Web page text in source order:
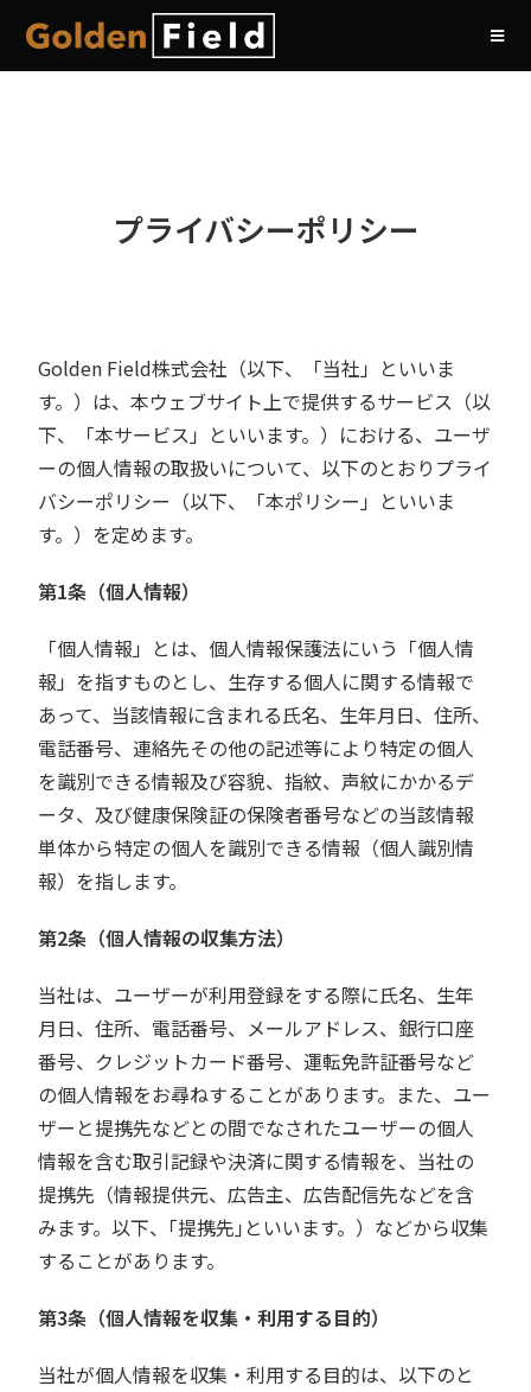
プライバシーポリシー
Golden Field株式会社（以下、「当社」といいま
す。）は、本ウェブサイト上で提供するサービス（以
下、「本サービス」といいます。）における、ユーザ
ーの個人情報の取扱いについて、以下のとおりプライ
バシーポリシー（以下、「本ポリシー」といいま
す。）を定めます。
第1条（個人情報）
「個人情報」とは、個人情報保護法にいう「個人情
報」を指すものとし、生存する個人に関する情報で
あって、当該情報に含まれる氏名、生年月日、住所、
電話番号、連絡先その他の記述等により特定の個人
を識別できる情報及び容貌、指紋、声紋にかかるデ
ータ、及び健康保険証の保険者番号などの当該情報
単体から特定の個人を識別できる情報（個人識別情
報）を指します。
第2条（個人情報の収集方法）
当社は、ユーザーが利用登録をする際に氏名、生年
月日、住所、電話番号、メールアドレス、銀行口座
番号、クレジットカード番号、運転免許証番号など
の個人情報をお尋ねすることがあります。また、ユー
ザーと提携先などとの間でなされたユーザーの個人
情報を含む取引記録や決済に関する情報を、当社の
提携先（情報提供元、広告主、広告配信先などを含
みます。以下、｢提携先｣といいます。）などから収集
することがあります。
第3条（個人情報を収集・利用する目的）
当社が個人情報を収集・利用する目的は、以下のと